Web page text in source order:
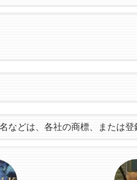
どは、各社の商標、または登